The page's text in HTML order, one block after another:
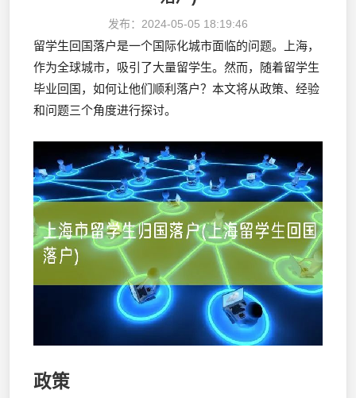
发布： 2024-05-05 18:19:46
留学生回国落户是一个国际化城市面临的问题。上海，
作为全球城市，吸引了大量留学生。然而，随着留学生
毕业回国，如何让他们顺利落户？本文将从政策、经验
和问题三个角度进行探讨。
政策